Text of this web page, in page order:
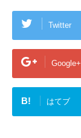
Twitter
Google+
B! はてブ